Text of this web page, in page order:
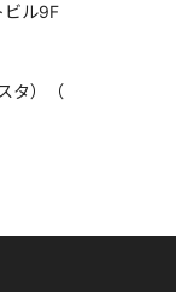
ビル9F
タ）（